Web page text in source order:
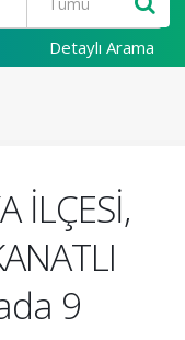
Detaylı Arama
İLÇESİ,
9